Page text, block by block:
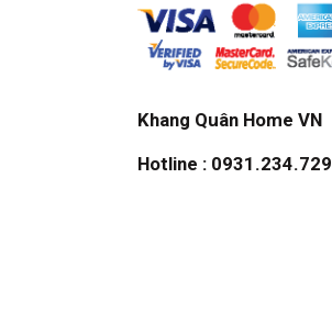
Khang Quân Home VN
Hotline : 0931.234.729